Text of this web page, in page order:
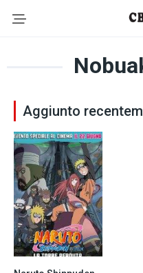
Aggiunto